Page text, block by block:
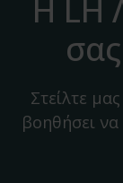
Η LH
Στείλτε
βοηθήσει να